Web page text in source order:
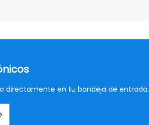
directamente en tu bandeja de entrada.